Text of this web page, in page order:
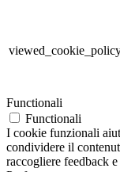
Functionali
Functionali
I cookie funzionali
condividere il
raccogliere feedback